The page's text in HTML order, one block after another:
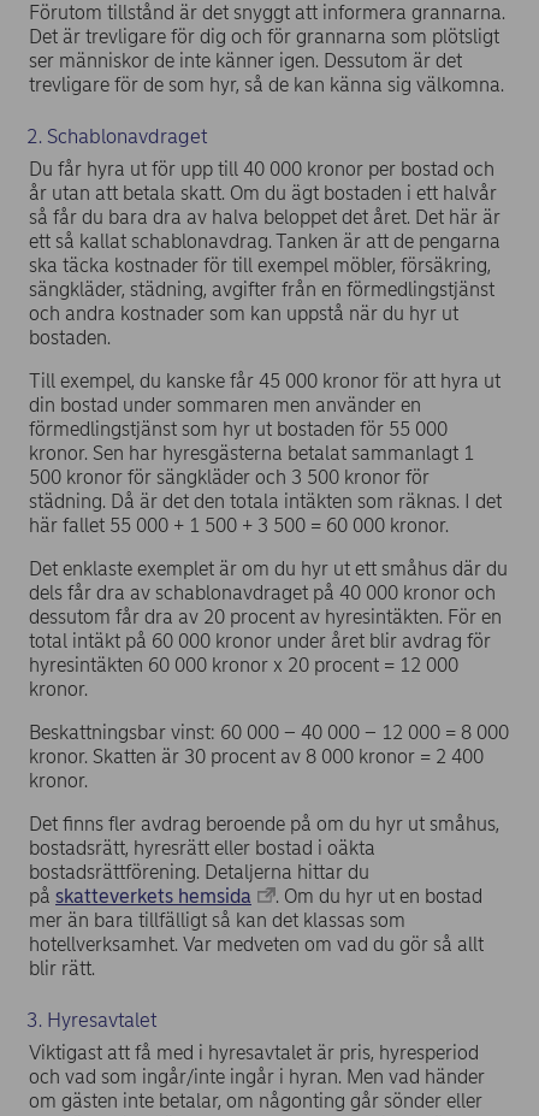
Förutom tillstånd är det snyggt att informera grannarna.
Det är trevligare för dig och för grannarna som plötsligt
ser människor de inte känner igen. Dessutom är det
trevligare för de som hyr, så de kan känna sig välkomna.
2. Schablonavdraget
Du får hyra ut för upp till 40 000 kronor per bostad och
år utan att betala skatt. Om du ägt bostaden i ett halvår
så får du bara dra av halva beloppet det året. Det här är
ett så kallat schablonavdrag. Tanken är att de pengarna
ska täcka kostnader för till exempel möbler, försäkring,
sängkläder, städning, avgifter från en förmedlingstjänst
och andra kostnader som kan uppstå när du hyr ut
bostaden.
Till exempel, du kanske får 45 000 kronor för att hyra ut
din bostad under sommaren men använder en
förmedlingstjänst som hyr ut bostaden för 55 000
kronor. Sen har hyresgästerna betalat sammanlagt 1
500 kronor för sängkläder och 3 500 kronor för
städning. Då är det den totala intäkten som räknas. I det
här fallet 55 000 + 1 500 + 3 500 = 60 000 kronor.
Det enklaste exemplet är om du hyr ut ett småhus där du
dels får dra av schablonavdraget på 40 000 kronor och
dessutom får dra av 20 procent av hyresintäkten. För en
total intäkt på 60 000 kronor under året blir avdrag för
hyresintäkten 60 000 kronor x 20 procent = 12 000
kronor.
Beskattningsbar vinst: 60 000 – 40 000 – 12 000 = 8 000
kronor. Skatten är 30 procent av 8 000 kronor = 2 400
kronor.
Det finns fler avdrag beroende på om du hyr ut småhus,
bostadsrätt, hyresrätt eller bostad i oäkta
bostadsrättförening. Detaljerna hittar du
på skatteverkets hemsida
. Om du hyr ut en bostad
mer än bara tillfälligt så kan det klassas som
hotellverksamhet. Var medveten om vad du gör så allt
blir rätt.
3. Hyresavtalet
Viktigast att få med i hyresavtalet är pris, hyresperiod
och vad som ingår/inte ingår i hyran. Men vad händer
om gästen inte betalar, om någonting går sönder eller